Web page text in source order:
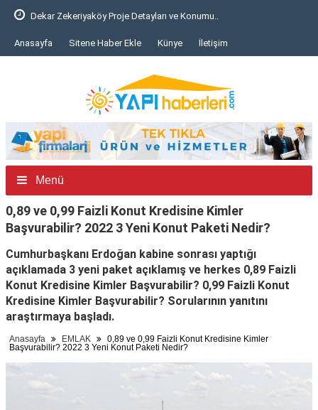
Dekar Zekeriyaköy Proje Detayları ve Konumu..
Anasayfa Sitene Haber Ekle Künye İletişim
Menü
0,89 ve 0,99 Faizli Konut Kredisine Kimler
Başvurabilir? 2022 3 Yeni Konut Paketi Nedir?
Cumhurbaşkanı Erdoğan kabine sonrası yaptığı
açıklamada 3 yeni paket açıklamış ve herkes 0,89 Faizli
Konut Kredisine Kimler Başvurabilir? 0,99 Faizli Konut
Kredisine Kimler Başvurabilir? Sorularının yanıtını
araştırmaya başladı.
Anasayfa EMLAK
0,89 ve 0,99 Faizli Konut Kredisine Kimler
Başvurabilir? 2022 3 Yeni Konut Paketi Nedir?